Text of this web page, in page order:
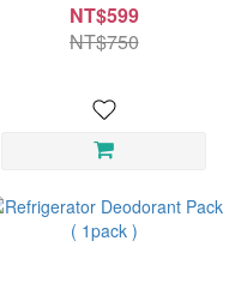
NT$599
NT$750